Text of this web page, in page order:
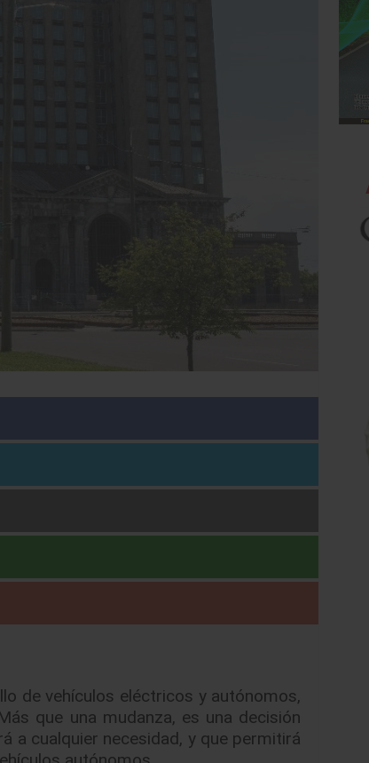
de vehículos eléctricos y autónomos,
que una mudanza, es una decisión
a cualquier necesidad, y que permitirá